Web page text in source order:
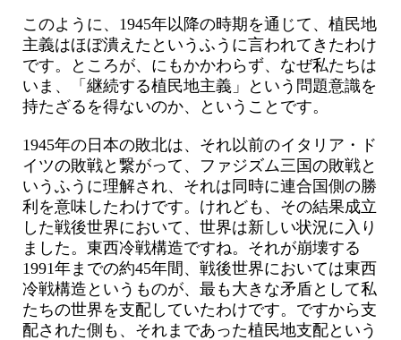
このように、1945年以降の時期を通じて、植民地
主義はほぼ潰えたというふうに言われてきたわけ
です。ところが、にもかかわらず、なぜ私たちは
いま、「継続する植民地主義」という問題意識を
持たざるを得ないのか、ということです。
1945年の日本の敗北は、それ以前のイタリア・ド
イツの敗戦と繋がって、ファジズム三国の敗戦と
いうふうに理解され、それは同時に連合国側の勝
利を意味したわけです。けれども、その結果成立
した戦後世界において、世界は新しい状況に入り
ました。東西冷戦構造ですね。それが崩壊する
1991年までの約45年間、戦後世界においては東西
冷戦構造というものが、最も大きな矛盾として私
たちの世界を支配していたわけです。ですから支
配された側も、それまであった植民地支配という